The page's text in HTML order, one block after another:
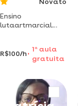
Ensino
lutaartmarcial
defesa pessoal
condicionamentofísico
mobilidade
raciocínio
R$100/h
1 aaula
gratuita